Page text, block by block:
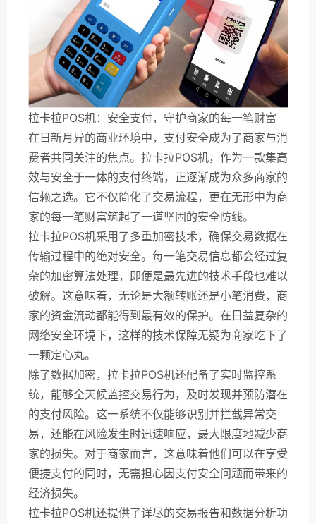
拉卡拉POS机：安全支付，守护商家的每一笔财富
在日新月异的商业环境中，支付安全成为了商家与消
费者共同关注的焦点。拉卡拉POS机，作为一款集高
效与安全于一体的支付终端，正逐渐成为众多商家的
信赖之选。它不仅简化了交易流程，更在无形中为商
家的每一笔财富筑起了一道坚固的安全防线。
拉卡拉POS机采用了多重加密技术，确保交易数据在
传输过程中的绝对安全。每一笔交易信息都会经过复
杂的加密算法处理，即便是最先进的技术手段也难以
破解。这意味着，无论是大额转账还是小笔消费，商
家的资金流动都能得到最有效的保护。在日益复杂的
网络安全环境下，这样的技术保障无疑为商家吃下了
一颗定心丸。
除了数据加密，拉卡拉POS机还配备了实时监控系
统，能够全天候监控交易行为，及时发现并预防潜在
的支付风险。这一系统不仅能够识别并拦截异常交
易，还能在风险发生时迅速响应，最大限度地减少商
家的损失。对于商家而言，这意味着他们可以在享受
便捷支付的同时，无需担心因支付安全问题而带来的
经济损失。
拉卡拉POS机还提供了详尽的交易报告和数据分析功